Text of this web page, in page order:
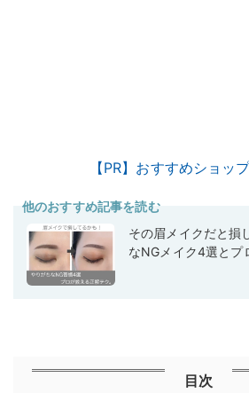
【PR】おすすめショッ
他のおすすめ記事を読む
その眉メイクだと損
なNGメイク4選とプ
目次